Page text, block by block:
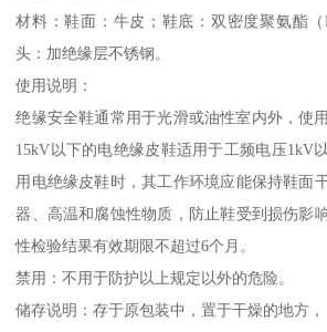
材料：鞋面：牛皮；鞋底：双密度聚氨酯
头：加绝缘层不锈钢。
使用说明：
绝缘安全鞋通常用于光滑或油性室内外，使
15kV以下的电绝缘皮鞋适用于工频电压1kV
用电绝缘皮鞋时，其工作环境应能保持鞋面
器、高温和腐蚀性物质，防止鞋受到损伤影
性检验结果有效期限不超过6个月。
禁用：不用于防护以上规定以外的危险。
储存说明：存于原包装中，置于干燥的地方，